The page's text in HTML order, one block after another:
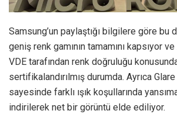
Samsung’un paylaştığı bilgilere göre bu
geniş renk gamının tamamını kapsıyor
VDE tarafından renk doğruluğu
sertifikalandırılmış durumda. Ayrıca
sayesinde farklı ışık koşullarında
indirilerek net bir görüntü elde ediliyor.